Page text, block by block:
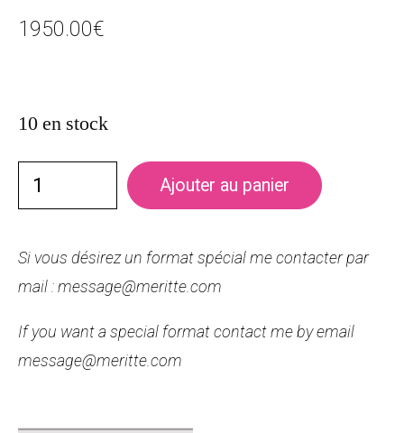
1950.00€
10 en stock
Ajouter au panier
Si vous désirez un format spécial me contacter par
mail : message@meritte.com
If you want a special format contact me by email
message@meritte.com